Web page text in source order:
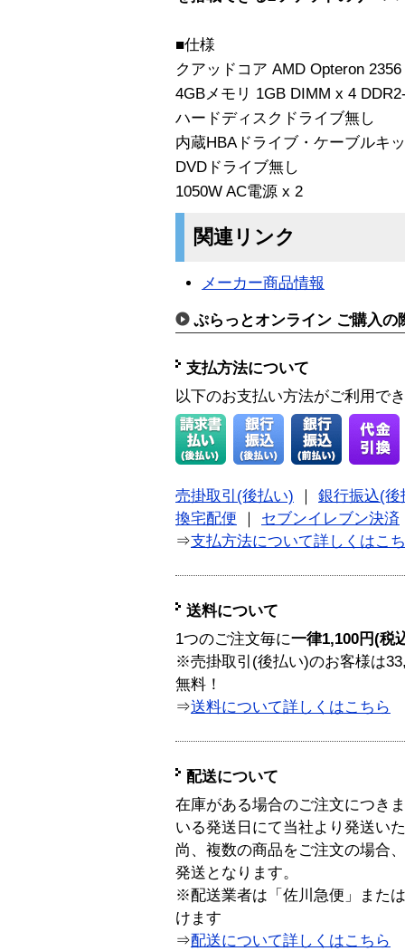
■仕様
クアッドコア AMD Opteron
4GBメモリ 1GB DIMM x 4
ハードディスクドライブ無し
内蔵HBAドライブ・ケーブルキ
DVDドライブ無し
1050W AC電源 x 2
関連リンク
メーカー商品情報
ぷらっとオンライン ご購入の
支払方法について
以下のお支払い方法がご利用で
売掛取引(後払い)
銀行振込(後
換宅配便
セブンイレブン決済
⇒支払方法について詳しくはこ
送料について
1つのご注文毎に一律1,100円(税
※売掛取引(後払い)のお客様は
無料！
⇒送料について詳しくはこちら
配送について
在庫がある場合のご注文につき
いる発送日にて当社より発送い
尚、複数の商品をご注文の場合
発送となります。
※配送業者は「佐川急便」また
けます
⇒配送について詳しくはこちら